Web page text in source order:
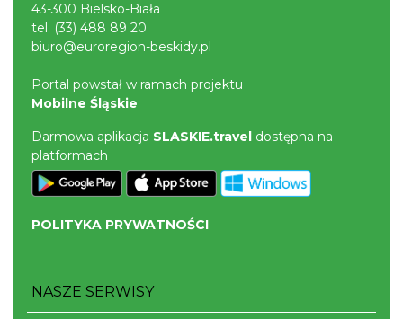
43-300 Bielsko-Biała
tel. (33) 488 89 20
biuro@euroregion-beskidy.pl
Portal powstał w ramach projektu
Mobilne Śląskie
Darmowa aplikacja SLASKIE.travel dostępna na
platformach
POLITYKA PRYWATNOŚCI
NASZE SERWISY